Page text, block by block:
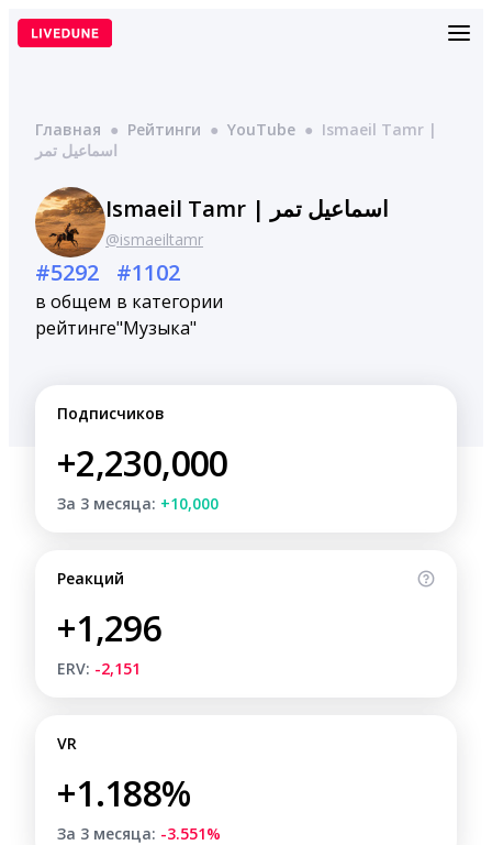
Перейти
Главная ● Рейтинги ● YouTube ● Ismaeil Tamr |
اسماعيل تمر
Ismaeil Tamr | اسماعيل تمر
@ismaeiltamr
#5292
в общем
рейтинге
#1102
в категории
"Музыка"
Подписчиков
+2,230,000
За 3 месяца: +10,000
Реакций
+1,296
ERV: -2,151
VR
+1.188%
За 3 месяца: -3.551%